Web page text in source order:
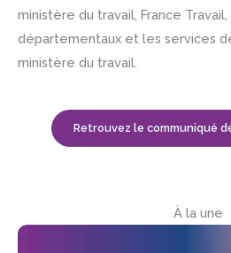
ministère du travail, France
départementaux et les services
ministère du travail.
Retrouvez le communiqué
À la une